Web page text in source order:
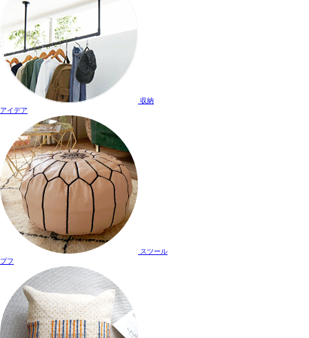
収納
アイデア
スツール
プフ